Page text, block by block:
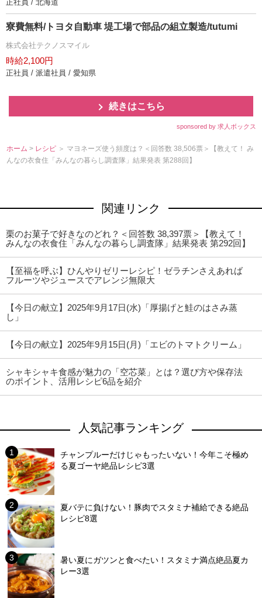
正社員 / 北海道
寮費無料/トヨタ自動車 堤工場で部品の組立製造/tutumi
株式会社テクノスマイル
時給2,100円
正社員 / 派遣社員 / 愛知県
続きはこちら
sponsored by 求人ボックス
ホーム > レシピ ＞ マヨネーズ使う頻度は？＜回答数 38,506票＞【教えて！ み
んなの衣食住「みんなの暮らし調査隊」結果発表 第288回】
関連リンク
栗のお菓子で好きなのどれ？＜回答数 38,397票＞【教えて！
みんなの衣食住「みんなの暮らし調査隊」結果発表 第292回】
【至福を呼ぶ】ひんやりゼリーレシピ！ゼラチンさえあれば
フルーツやジュースでアレンジ無限大
【今日の献立】2025年9月17日(水)「厚揚げと鮭のはさみ蒸
し」
【今日の献立】2025年9月15日(月)「エビのトマトクリーム」
シャキシャキ食感が魅力の「空芯菜」とは？選び方や保存法
のポイント、活用レシピ6品を紹介
人気記事ランキング
チャンプルーだけじゃもったいない！今年こそ極め
る夏ゴーヤ絶品レシピ3選
夏バテに負けない！豚肉でスタミナ補給できる絶品
レシピ8選
暑い夏にガツンと食べたい！スタミナ満点絶品夏カ
レー3選